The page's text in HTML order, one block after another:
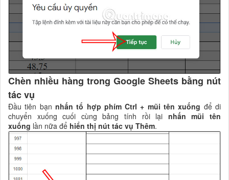
Chèn nhiều hàng trong Google Sheets bằng nút
tác vụ
Đầu tiên bạn nhấn tổ hợp phím Ctrl + mũi tên xuống để di
chuyển xuống cuối cùng bảng tính rồi lại nhấn mũi tên
xuống lần nữa để hiển thị nút tác vụ Thêm.